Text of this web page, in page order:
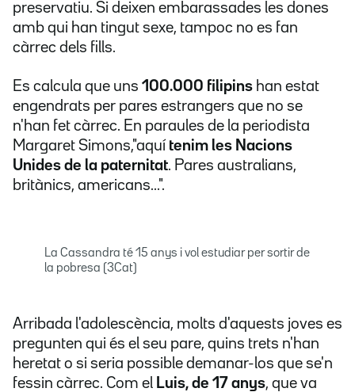
preservatiu. Si deixen embarassades les dones
amb qui han tingut sexe, tampoc no es fan
càrrec dels fills.
Es calcula que uns 100.000 filipins han estat
engendrats per pares estrangers que no se
n'han fet càrrec. En paraules de la periodista
Margaret Simons,"aquí tenim les Nacions
Unides de la paternitat. Pares australians,
britànics, americans...".
La Cassandra té 15 anys i vol estudiar per sortir de
la pobresa (3Cat)
Arribada l'adolescència, molts d'aquests joves es
pregunten qui és el seu pare, quins trets n'han
heretat o si seria possible demanar-los que se'n
fessin càrrec. Com el Luis, de 17 anys, que va